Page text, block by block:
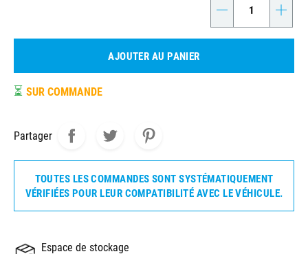
- +
AJOUTER AU PANIER
⏳ SUR COMMANDE
Partager
TOUTES LES COMMANDES SONT SYSTÉMATIQUEMENT
VÉRIFIÉES POUR LEUR COMPATIBILITÉ AVEC LE VÉHICULE.
Espace de stockage